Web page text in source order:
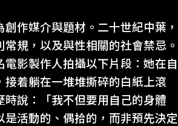
作媒介與題材。二十世紀中葉，
規，以及與性相關的社會禁忌。
影製作人拍攝以下片段：她在自
着躺在一堆堆撕碎的白紙上滾
說：「我不但要用自己的身體
是活動的、偶拾的，而非預先決定